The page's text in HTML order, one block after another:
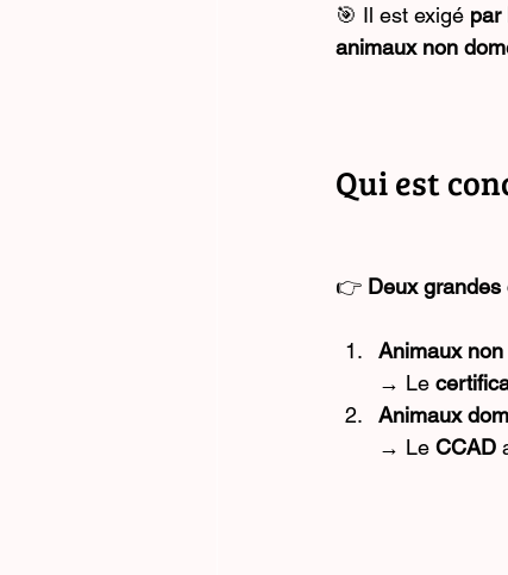
🎯 Il est exigé par
animaux non
Qui est
👉 Deux grandes
Animaux
→ Le
Animaux
→ Le CCAD